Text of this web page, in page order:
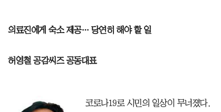
의료진에게 숙소 제공… 당연히 해야 할 일
허영철 공감씨즈 공동대표
코로나19로 시민의 일상이 무너졌다.